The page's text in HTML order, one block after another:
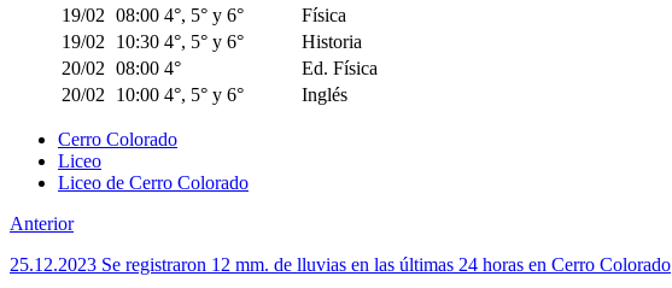
19/02 08:00 4°, 5° y 6°
Física
19/02
10:30 4°, 5° y 6°
Historia
20/02 08:00 4°
Ed. Física
20/02
10:00 4°, 5° y 6° Inglés
Cerro Colorado
Liceo
Liceo de Cerro Colorado
Anterior
25.12.2023 Se registraron 12 mm. de lluvias en las últimas 24 horas en Cerro Colorado